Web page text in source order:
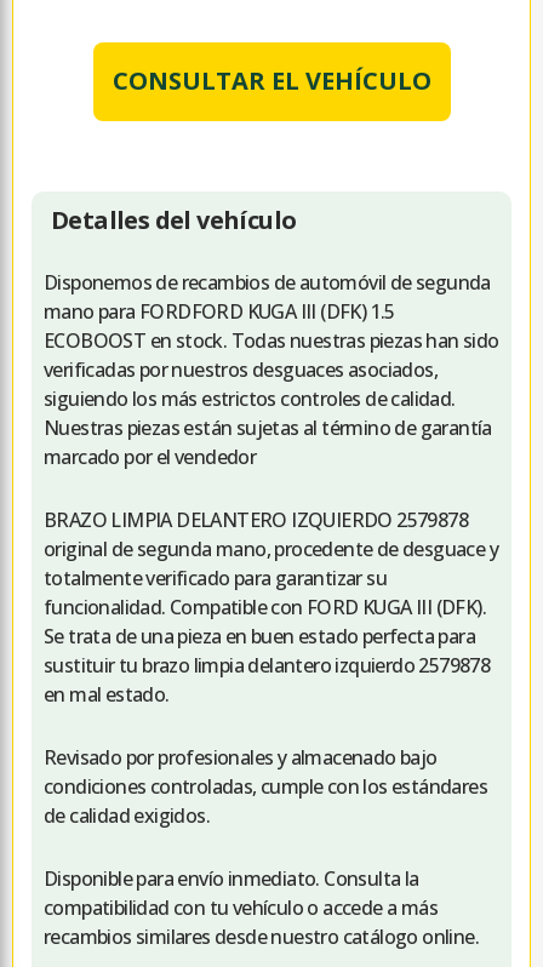
CONSULTAR EL VEHÍCULO
Detalles del vehículo
Disponemos de recambios de automóvil de segunda
mano para FORDFORD KUGA III (DFK) 1.5
ECOBOOST en stock. Todas nuestras piezas han sido
verificadas por nuestros desguaces asociados,
siguiendo los más estrictos controles de calidad.
Nuestras piezas están sujetas al término de garantía
marcado por el vendedor
BRAZO LIMPIA DELANTERO IZQUIERDO 2579878
original de segunda mano, procedente de desguace y
totalmente verificado para garantizar su
funcionalidad. Compatible con FORD KUGA III (DFK).
Se trata de una pieza en buen estado perfecta para
sustituir tu brazo limpia delantero izquierdo 2579878
en mal estado.
Revisado por profesionales y almacenado bajo
condiciones controladas, cumple con los estándares
de calidad exigidos.
Disponible para envío inmediato. Consulta la
compatibilidad con tu vehículo o accede a más
recambios similares desde nuestro catálogo online.